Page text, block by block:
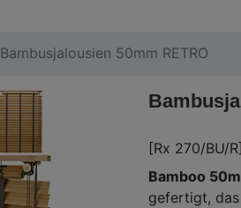
Bambusjalousien 50mm RETRO
[Rx 270/BU/R]
Bamboo
gefertigt,